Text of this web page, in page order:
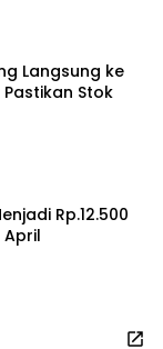
Langsung ke
Pastikan Stok
Rp.12.500
April